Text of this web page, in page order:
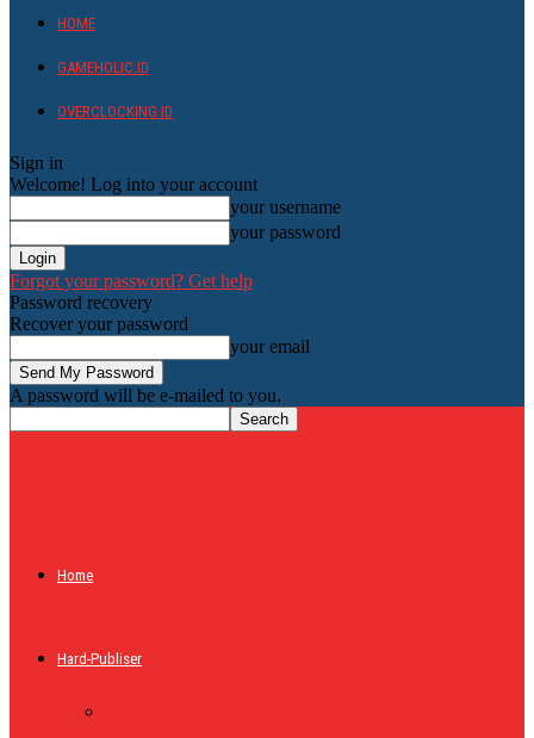
HOME
GAMEHOLIC.ID
OVERCLOCKING ID
Sign in
Welcome! Log into your account
your username
your password
Forgot your password? Get help
Password recovery
Recover your password
your email
A password will be e-mailed to you.
Home
Hard-Publiser